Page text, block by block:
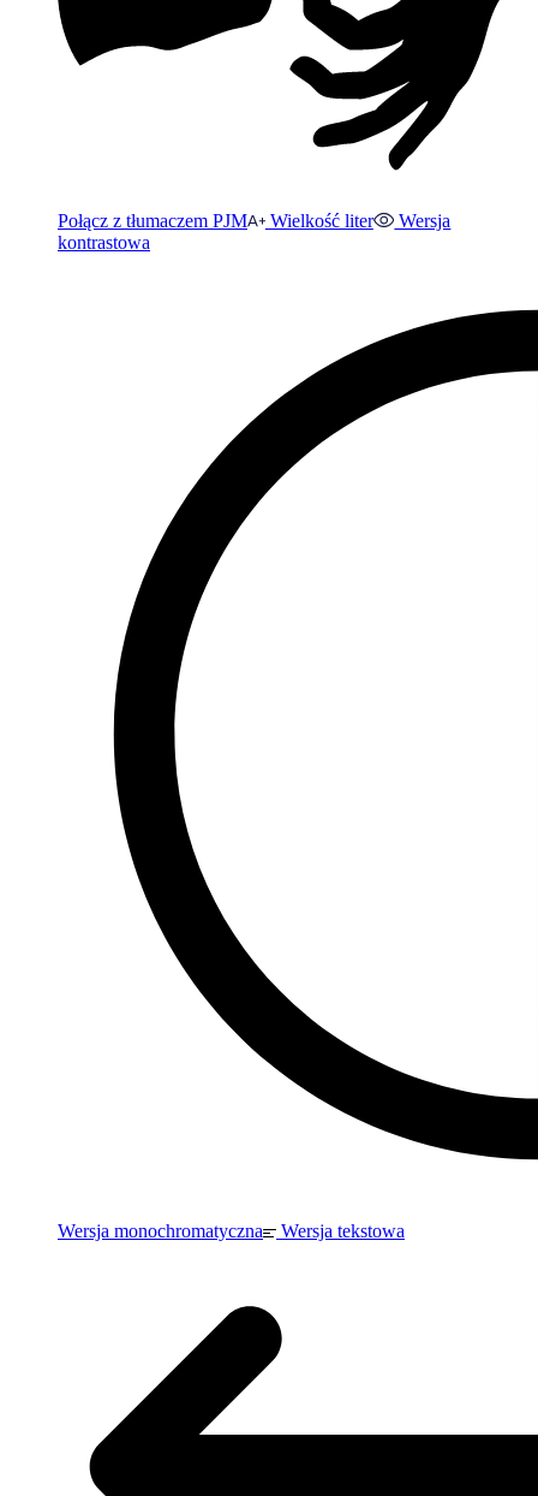
Połącz z tłumaczem PJM Wielkość liter
Wersja
kontrastowa
Wersja monochromatyczna Wersja tekstowa